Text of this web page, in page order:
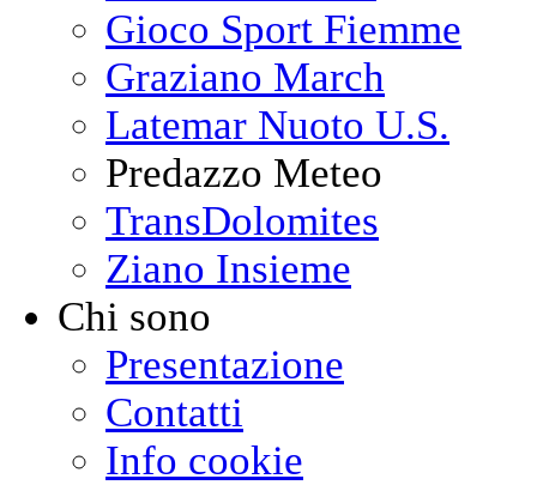
Gioco Sport Fiemme
Graziano March
Latemar Nuoto U.S.
Predazzo Meteo
TransDolomites
Ziano Insieme
Chi sono
Presentazione
Contatti
Info cookie